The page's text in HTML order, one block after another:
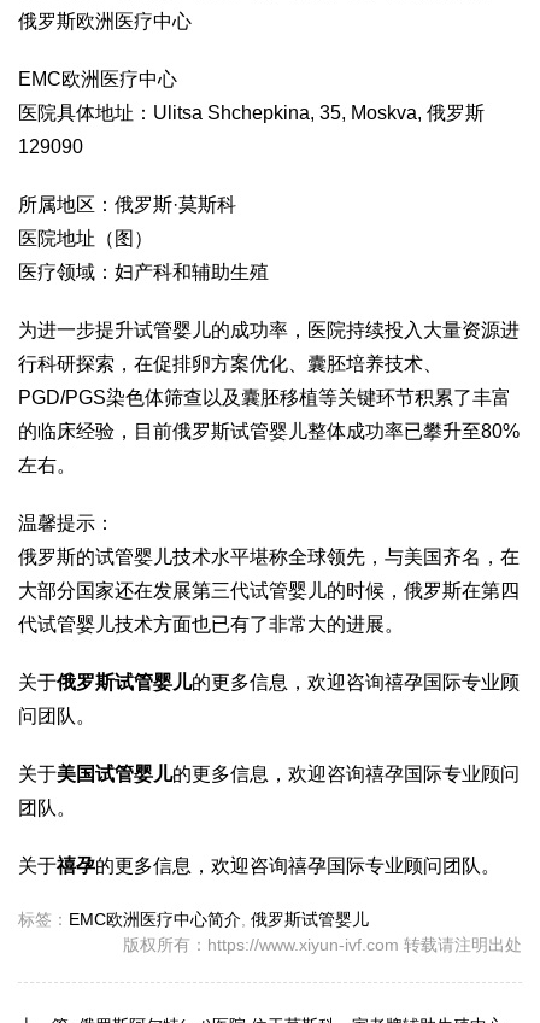
俄罗斯欧洲医疗中心
EMC欧洲医疗中心
医院具体地址：Ulitsa Shchepkina, 35, Moskva, 俄罗斯
129090
所属地区：俄罗斯·莫斯科
医院地址（图）
医疗领域：妇产科和辅助生殖
为进一步提升试管婴儿的成功率，医院持续投入大量资源进
行科研探索，在促排卵方案优化、囊胚培养技术、
PGD/PGS染色体筛查以及囊胚移植等关键环节积累了丰富
的临床经验，目前俄罗斯试管婴儿整体成功率已攀升至80%
左右。
温馨提示：
俄罗斯的试管婴儿技术水平堪称全球领先，与美国齐名，在
大部分国家还在发展第三代试管婴儿的时候，俄罗斯在第四
代试管婴儿技术方面也已有了非常大的进展。
关于俄罗斯试管婴儿的更多信息，欢迎咨询禧孕国际专业顾
问团队。
关于美国试管婴儿的更多信息，欢迎咨询禧孕国际专业顾问
团队。
关于禧孕的更多信息，欢迎咨询禧孕国际专业顾问团队。
标签： EMC欧洲医疗中心简介 俄罗斯试管婴儿
版权所有：https://www.xiyun-ivf.com 转载请注明出处